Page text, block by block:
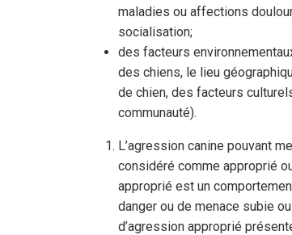
maladies ou affections
socialisation;
des facteurs
des chiens, le lieu
de chien, des facteurs
communauté).
L’agression canine pouvant
considéré comme approprié
approprié est un
danger ou de menace subie
d’agression approprié